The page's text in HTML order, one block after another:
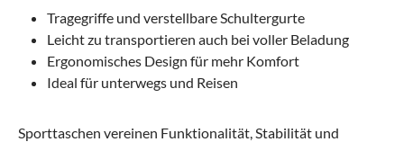
Tragegriffe und verstellbare Schultergurte
Leicht zu transportieren auch bei voller Beladung
Ergonomisches Design für mehr Komfort
Ideal für unterwegs und Reisen
Sporttaschen vereinen Funktionalität, Stabilität und